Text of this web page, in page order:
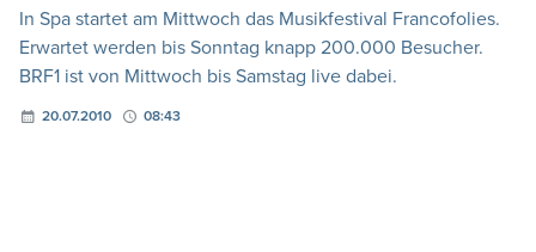
In Spa startet am Mittwoch das Musikfestival Francofolies.
Erwartet werden bis Sonntag knapp 200.000 Besucher.
BRF1 ist von Mittwoch bis Samstag live dabei.
20.07.2010 08:43